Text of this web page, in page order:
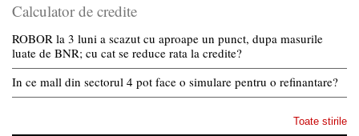
Calculator de credite
ROBOR la 3 luni a scazut cu aproape un punct, dupa masurile
luate de BNR; cu cat se reduce rata la credite?
In ce mall din sectorul 4 pot face o simulare pentru o refinantare?
Toate stirile